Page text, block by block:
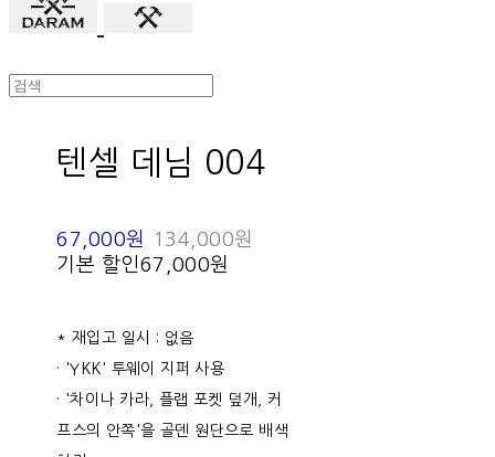
텐셀 데님 004
67,000원
134,000원
기본 할인67,000원
* 재입고 일시 : 없음
· 'YKK' 투웨이 지퍼 사용
· '차이나 카라, 플랩 포켓 덮개, 커
프스의 안쪽'을 골덴 원단으로 배색